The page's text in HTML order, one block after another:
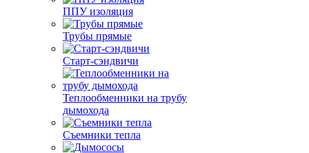
ППУ изоляция
Трубы прямые
Старт-сэндвичи
Теплообменники на трубу
дымохода
Съемники тепла